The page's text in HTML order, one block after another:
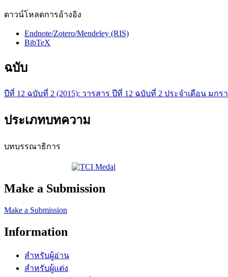
ดาวน์โหลดการอ้างอิง
Endnote/Zotero/Mendeley (RIS)
BibTeX
ฉบับ
ปีที่ 12 ฉบับที่ 2 (2015): วารสาร ปีที่ 12 ฉบับที่ 2 ประจำเดือน มกร
ประเภทบทความ
บทบรรณาธิการ
Make a Submission
Make a Submission
Information
สำหรับผู้อ่าน
สำหรับผู้แต่ง